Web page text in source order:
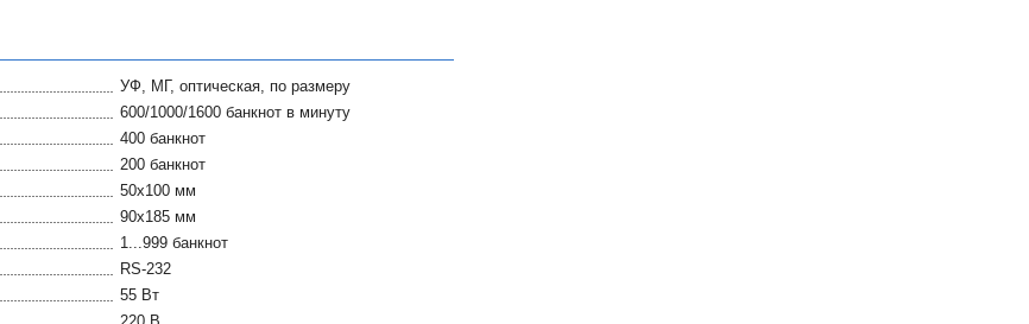
УФ, МГ, оптическая, по размеру
600/1000/1600 банкнот в минуту
400 банкнот
200 банкнот
50x100 мм
90x185 мм
1...999 банкнот
RS-232
55 Вт